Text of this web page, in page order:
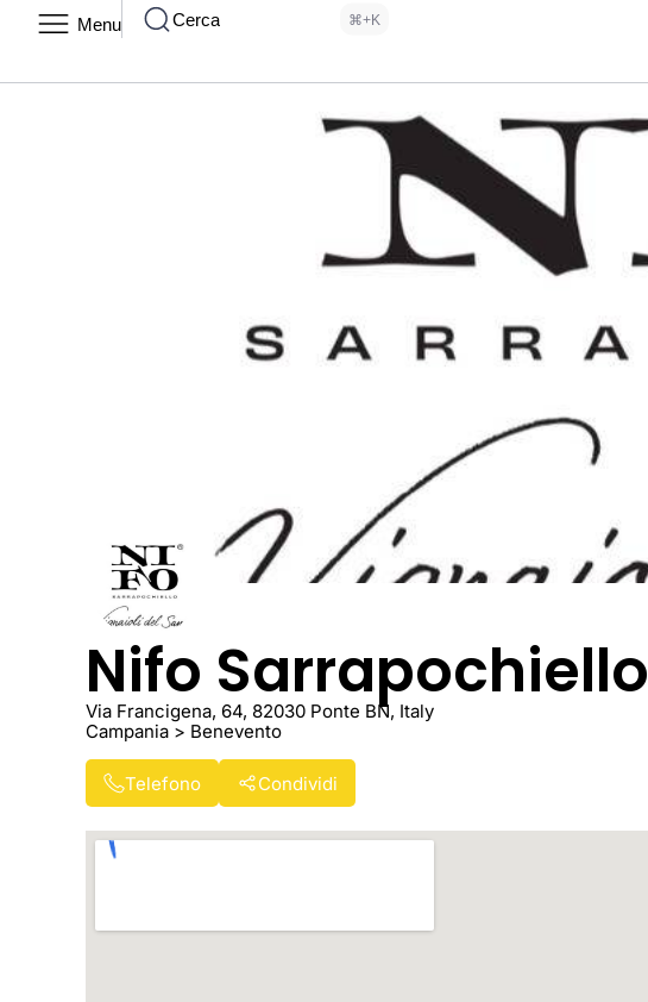
Menu Cerca ⌘+K
Nifo Sarrapochiello
Via Francigena, 64, 82030 Ponte BN, Italy
Campania > Benevento
Telefono Condividi